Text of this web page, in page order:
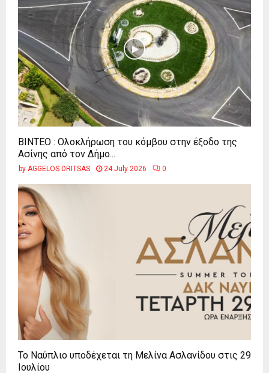
ΒΙΝΤΕΟ : Ολοκλήρωση του κόμβου στην έξοδο της
Ασίνης από τον Δήμο...
by AGGELOS DRITSAS 24 July 2026 0
Το Ναύπλιο υποδέχεται τη Μελίνα Ασλανίδου στις 29
Ιουλίου